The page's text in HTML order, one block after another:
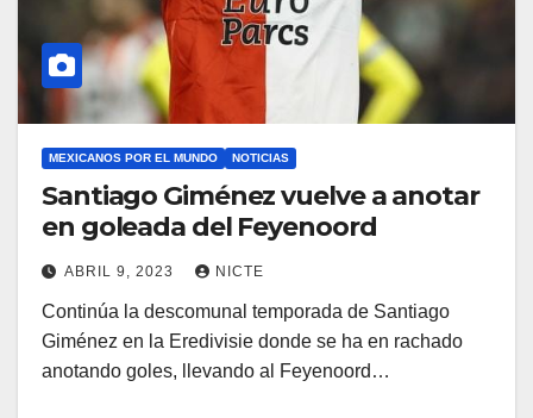
MEXICANOS POR EL MUNDO NOTICIAS
Santiago Giménez vuelve a anotar
en goleada del Feyenoord
ABRIL 9, 2023 NICTE
Continúa la descomunal temporada de Santiago
Giménez en la Eredivisie donde se ha en rachado
anotando goles, llevando al Feyenoord…